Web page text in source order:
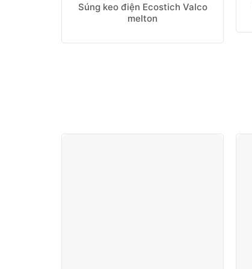
Súng keo điện Ecostich Valco
melton